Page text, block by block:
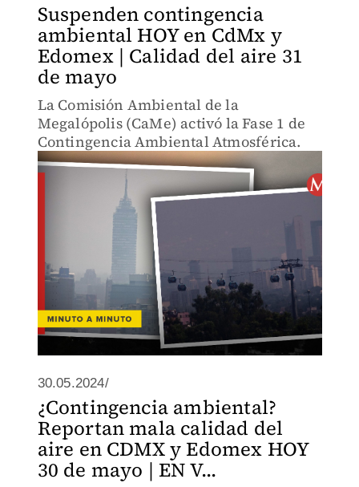
Suspenden contingencia
ambiental HOY en CdMx y
Edomex | Calidad del aire 31
de mayo
La Comisión Ambiental de la
Megalópolis (CaMe) activó la Fase 1 de
Contingencia Ambiental Atmosférica.
30.05.2024/
¿Contingencia ambiental?
Reportan mala calidad del
aire en CDMX y Edomex HOY
30 de mayo | EN V...